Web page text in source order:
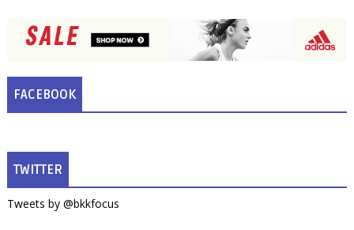
FACEBOOK
TWITTER
Tweets by @bkkfocus